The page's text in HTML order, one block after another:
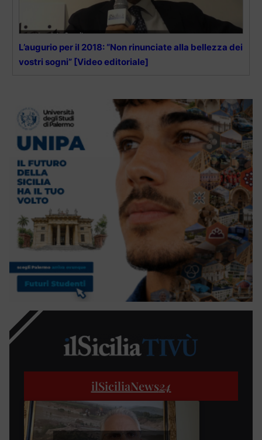
L’augurio per il 2018: “Non rinunciate alla bellezza dei
vostri sogni” [Video editoriale]
ilSiciliaNews24